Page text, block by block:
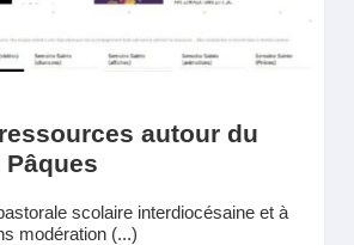
autour du
Pâques
scolaire interdiocésaine et à
modération (...)